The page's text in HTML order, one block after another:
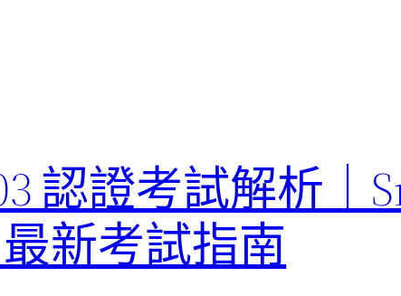
認證考試解析｜
新考試指南